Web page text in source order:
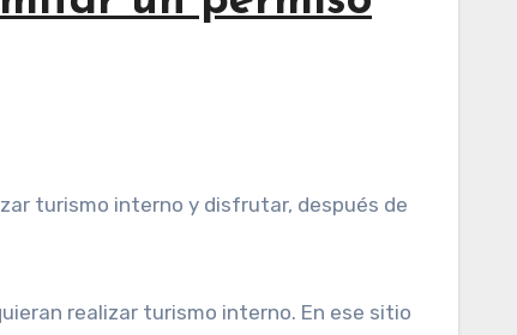
realizar turismo interno. En ese sitio